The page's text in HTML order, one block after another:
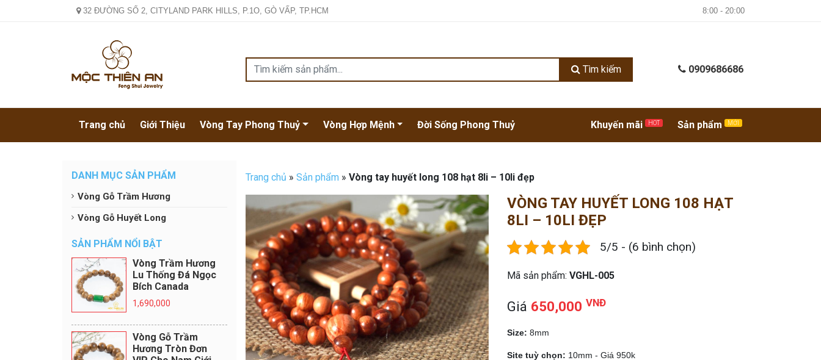
32 ĐƯỜNG SỐ 2, CITYLAND PARK HILLS, P.1O, GÒ VẤP, TP.HCM 8:00 - 20:00
Tìm kiếm 0909686686
Trang chủ Giới Thiệu Vòng Tay Phong Thuỷ Vòng Hợp Mệnh Đời Sống Phong Thuỷ Khuyến mãi HOT Sản phẩm MỚI
DANH MỤC SẢN PHẨM
Vòng Gỗ Trầm Hương
Vòng Gỗ Huyết Long
SẢN PHẨM NỔI BẬT
Vòng Trầm Hương
Lu Thống Đá Ngọc
Bích Canada
1,690,000
Vòng Gỗ Trầm
Hương Tròn Đơn
Trang chủ » Sản phẩm » Vòng tay huyết long 108 hạt 8li – 10li đẹp
VÒNG TAY HUYẾT LONG 108 HẠT
8LI – 10LI ĐẸP
5/5 - (6 bình chọn)
Mã sản phẩm: VGHL-005
Giá 650,000 VNĐ
Size: 8mm
Site tuỳ chọn: 10mm - Giá 950k